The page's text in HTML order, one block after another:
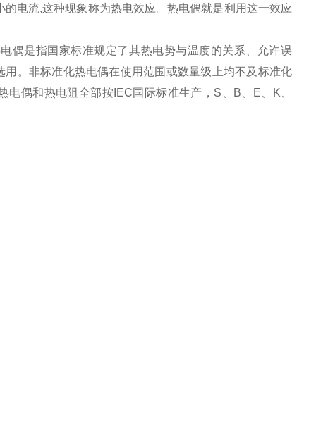
电流,这种现象称为热电效应。热电偶就是利用这一效应
偶是指国家标准规定了其热电势与温度的关系、允许误
。非标准化热电偶在使用范围或数量级上均不及标准化
偶和热电阻全部按IEC国际标准生产，S、B、E、K、